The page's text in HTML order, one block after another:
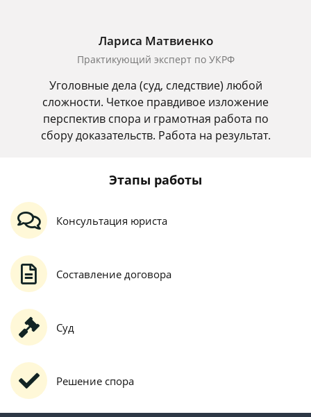
Лариса Матвиенко
Практикующий эксперт по УКРФ
Уголовные дела (суд, следствие) любой
сложности. Четкое правдивое изложение
перспектив спора и грамотная работа по
сбору доказательств. Работа на результат.
Этапы работы
Консультация юриста
Составление договора
Суд
Решение спора